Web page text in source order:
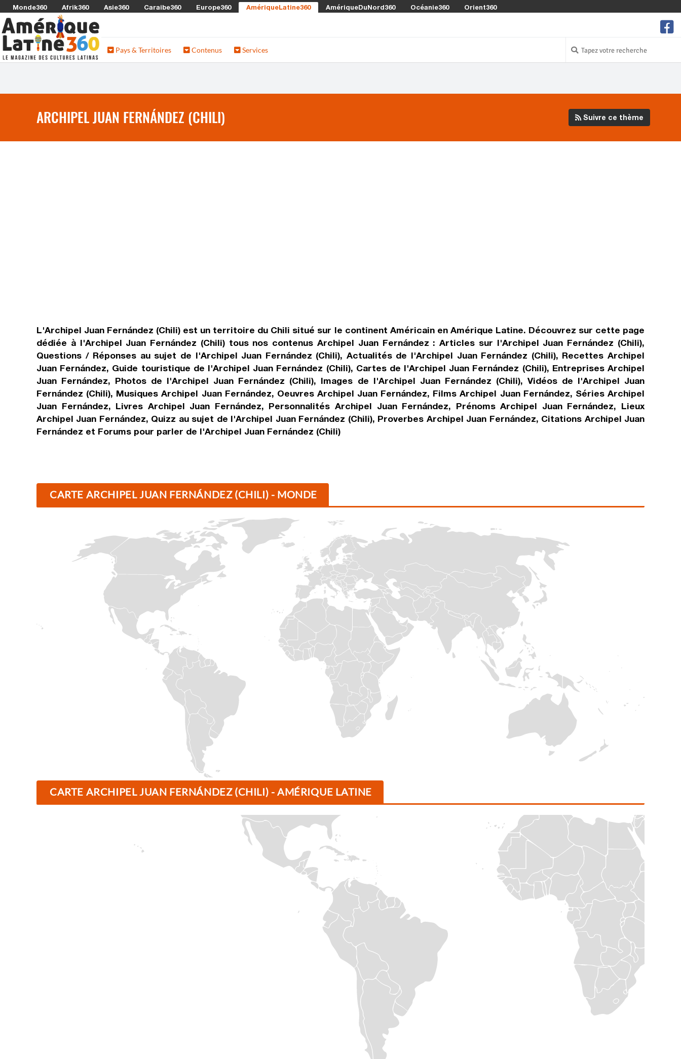
Monde360 Afrik360 Asie360 Caraibe360 Europe360 AmériqueLatine360 AmériqueDuNord360 Océanie360 Orient360
Pays & Territoires Contenus Services
ARCHIPEL JUAN FERNÁNDEZ (CHILI) Suivre ce thème
L'Archipel Juan Fernández (Chili) est un territoire du Chili situé sur le continent Américain en Amérique Latine. Découvrez sur cette page
dédiée à l'Archipel Juan Fernández (Chili) tous nos contenus Archipel Juan Fernández : Articles sur l'Archipel Juan Fernández (Chili),
Questions / Réponses au sujet de l'Archipel Juan Fernández (Chili), Actualités de l'Archipel Juan Fernández (Chili), Recettes Archipel
Juan Fernández, Guide touristique de l'Archipel Juan Fernández (Chili), Cartes de l'Archipel Juan Fernández (Chili), Entreprises Archipel
Juan Fernández, Photos de l'Archipel Juan Fernández (Chili), Images de l'Archipel Juan Fernández (Chili), Vidéos de l'Archipel Juan
Fernández (Chili), Musiques Archipel Juan Fernández, Oeuvres Archipel Juan Fernández, Films Archipel Juan Fernández, Séries Archipel
Juan Fernández, Livres Archipel Juan Fernández, Personnalités Archipel Juan Fernández, Prénoms Archipel Juan Fernández, Lieux
Archipel Juan Fernández, Quizz au sujet de l'Archipel Juan Fernández (Chili), Proverbes Archipel Juan Fernández, Citations Archipel Juan
Fernández et Forums pour parler de l'Archipel Juan Fernández (Chili)
CARTE ARCHIPEL JUAN FERNÁNDEZ (CHILI) - MONDE
CARTE ARCHIPEL JUAN FERNÁNDEZ (CHILI) - AMÉRIQUE LATINE